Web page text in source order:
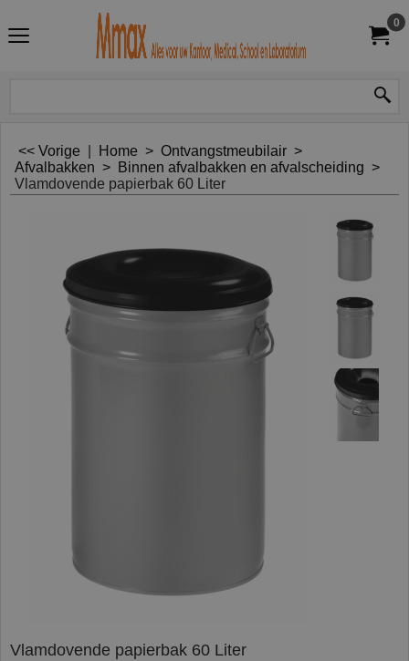
0
<< Vorige Home > Ontvangstmeubilair >
Afvalbakken > Binnen afvalbakken en afvalscheiding >
Vlamdovende papierbak 60 Liter
Vlamdovende papierbak 60 Liter